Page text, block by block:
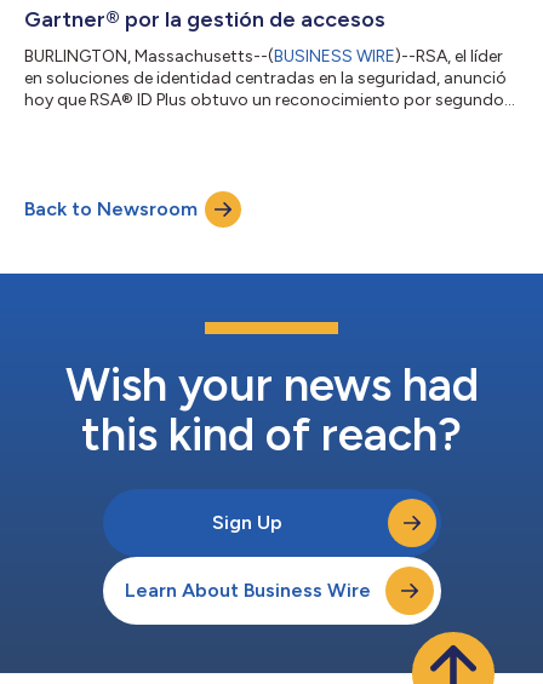
Gartner® por la gestión de accesos
BURLINGTON, Massachusetts--(BUSINESS WIRE)--RSA, el líder
en soluciones de identidad centradas en la seguridad, anunció
hoy que RSA® ID Plus obtuvo un reconocimiento por segundo
Greg Nelson, director ejecutivo de RSA. “Nos especializamos en
brindar protección a organizaciones donde la tolerancia al
Back to Newsroom
Wish your news had
this kind of reach?
Sign Up
Learn About Business Wire